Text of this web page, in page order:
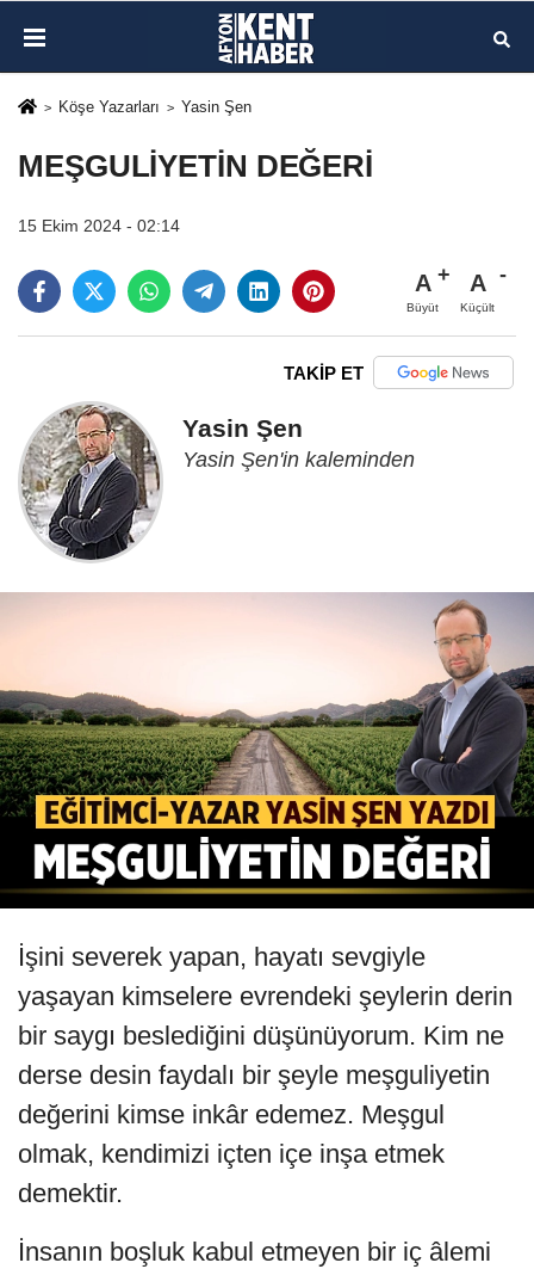
Köşe Yazarları Yasin Şen
MEŞGULİYETİN DEĞERİ
15 Ekim 2024 - 02:14
A
Büyüt
A
Küçült
TAKİP ET
Yasin Şen
Yasin Şen'in kaleminden
İşini severek yapan, hayatı sevgiyle
yaşayan kimselere evrendeki şeylerin derin
bir saygı beslediğini düşünüyorum. Kim ne
derse desin faydalı bir şeyle meşguliyetin
değerini kimse inkâr edemez. Meşgul
olmak, kendimizi içten içe inşa etmek
demektir.
İnsanın boşluk kabul etmeyen bir iç âlemi